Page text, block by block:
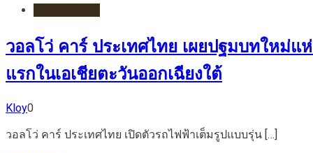
วอลโว่ คาร์ ประเทศไทย เผยปฐมบทใหม่
แรกในเอเชียตะวันออกเฉียงใต้
Kloy0
วอลโว่ คาร์ ประเทศไทย เปิดตัวรถไฟฟ้าเต็มรูปแบบรุ่น […]